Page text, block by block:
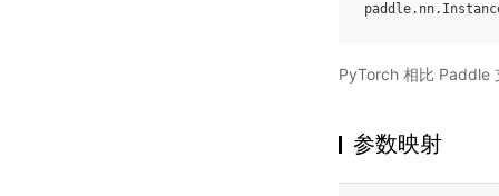
paddle. nn.
PyTorch 相比 Paddle
参数映射